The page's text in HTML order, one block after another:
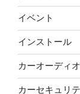
イベント
インストール
カーオーディオ
カーセキュリ